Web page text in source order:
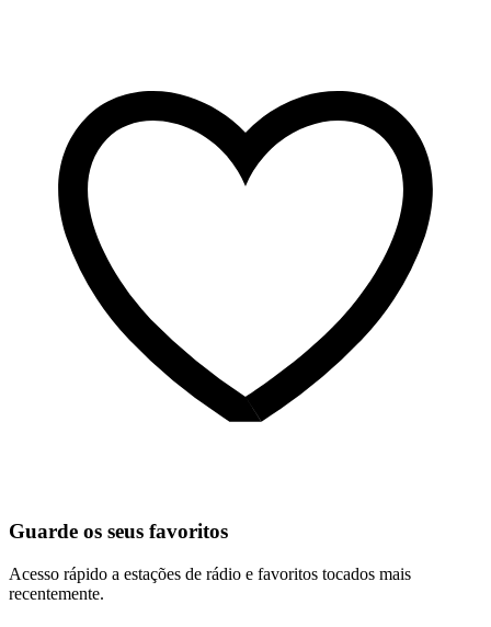
Guarde os seus favoritos
Acesso rápido a estações de rádio e favoritos tocados mais
recentemente.